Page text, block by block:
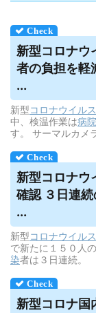
新型コロナウ
者の負担を軽
...
新型コロナウイルス
中、検温作業は病院
す。 サーマルカメ
新型コロナウ
確認 ３日連
...
新型コロナウイルス
で新たに１５０人の
染者は３日連続。
新型コロナ国